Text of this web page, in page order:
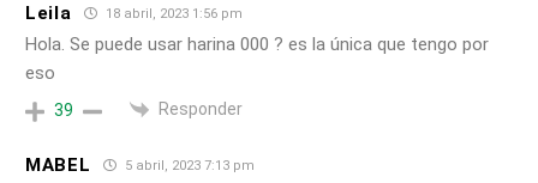
Leila 18 abril, 2023 1:56 pm
Hola. Se puede usar harina 000 ? es la única que tengo por
eso
39 Responder
MABEL 5 abril, 2023 7:13 pm